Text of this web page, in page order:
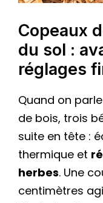
Copeaux
du sol :
réglages
Quand on
de bois, trois
suite en tête :
thermique et
herbes. Une
centimètres